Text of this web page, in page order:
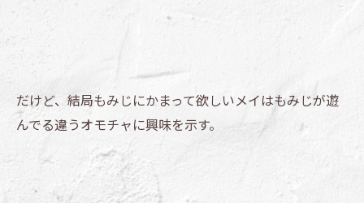
だけど、結局もみじにかまって欲しいメイはもみじが遊
んでる違うオモチャに興味を示す。